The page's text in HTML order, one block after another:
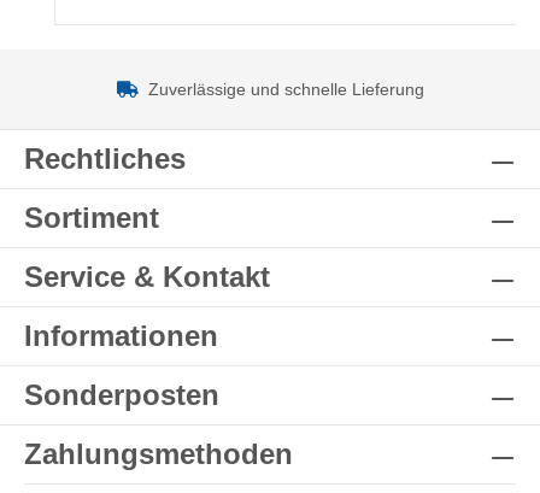
Zuverlässige und schnelle Lieferung
Rechtliches
Sortiment
Service & Kontakt
Informationen
Sonderposten
Zahlungsmethoden